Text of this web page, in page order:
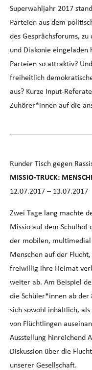
Superwahljahr 2017
Parteien aus dem
des Gesprächsforums,
und Diakonie eingeladen
Parteien so attraktiv?
freiheitlich
aus? Kurze Input-
Zuhörer*innen auf die
Runder Tisch gegen
MISSIO-TRUCK:
12.07.2017 – 13.07.2017
Zwei Tage lang machte
Missio auf dem Schulhof
der mobilen,
Menschen auf der
freiwillig ihre Heimat
weiter ab. Am Beispiel
die Schüler*innen ab der
sich sowohl inhaltlich,
von Flüchtlingen
Ausstellung hinreichend
Diskussion über die
unserer Gesellschaft.